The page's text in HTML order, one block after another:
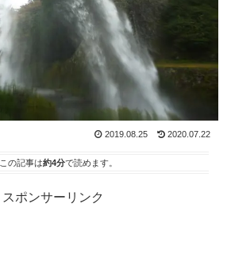
2019.08.25 2020.07.22
この記事は約4分で読めます。
スポンサーリンク